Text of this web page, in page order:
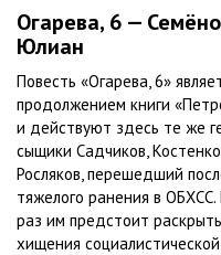
Огарева, 6 —
Юлиан
Повесть «Огарева, 6»
продолжением книги
и действуют здесь те же
сыщики Садчиков,
Росляков, перешедший
тяжелого ранения в ОБХСС.
раз им предстоит
хищения социалистической